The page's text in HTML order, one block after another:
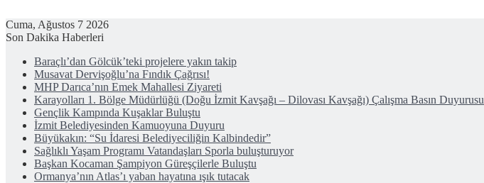
Cuma, Ağustos 7 2026
Son Dakika Haberleri
Baraçlı’dan Gölcük’teki projelere yakın takip
Musavat Dervişoğlu’na Fındık Çağrısı!
MHP Darıca’nın Emek Mahallesi Ziyareti
Karayolları 1. Bölge Müdürlüğü (Doğu İzmit Kavşağı – Dilovası Kavşağı) Çalışma Basın Duyurusu
Gençlik Kampında Kuşaklar Buluştu
İzmit Belediyesinden Kamuoyuna Duyuru
Büyükakın: “Su İdaresi Belediyeciliğin Kalbindedir”
Sağlıklı Yaşam Programı Vatandaşları Sporla buluşturuyor
Başkan Kocaman Şampiyon Güreşçilerle Buluştu
Ormanya’nın Atlas’ı yaban hayatına ışık tutacak